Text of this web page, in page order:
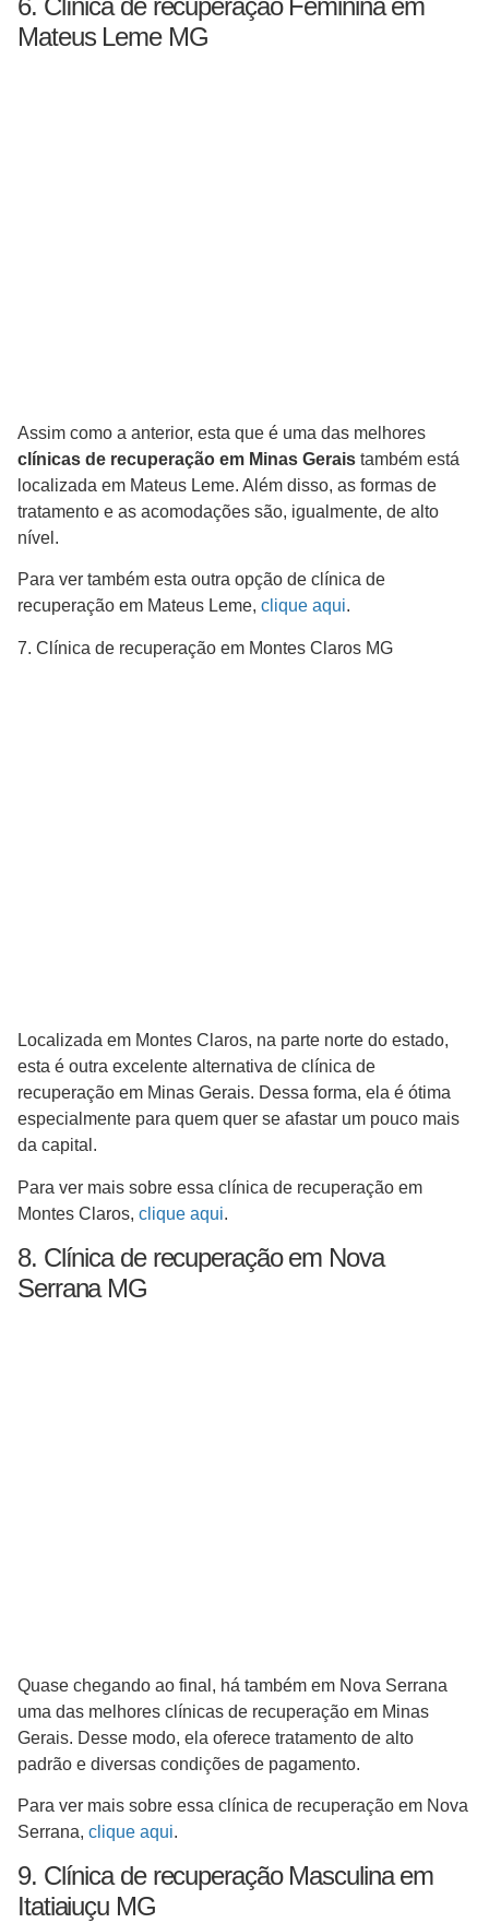
Mateus Leme MG
Assim como a anterior, esta que é uma das melhores
clínicas de recuperação em Minas Gerais também está
localizada em Mateus Leme. Além disso, as formas de
tratamento e as acomodações são, igualmente, de alto
nível.
Para ver também esta outra opção de clínica de
recuperação em Mateus Leme, clique aqui.
7. Clínica de recuperação em Montes Claros MG
Localizada em Montes Claros, na parte norte do estado,
esta é outra excelente alternativa de clínica de
recuperação em Minas Gerais. Dessa forma, ela é ótima
especialmente para quem quer se afastar um pouco mais
da capital.
Para ver mais sobre essa clínica de recuperação em
Montes Claros, clique aqui.
8. Clínica de recuperação em Nova
Serrana MG
Quase chegando ao final, há também em Nova Serrana
uma das melhores clínicas de recuperação em Minas
Gerais. Desse modo, ela oferece tratamento de alto
padrão e diversas condições de pagamento.
Para ver mais sobre essa clínica de recuperação em Nova
Serrana, clique aqui.
9. Clínica de recuperação Masculina em
Itatiaiuçu MG